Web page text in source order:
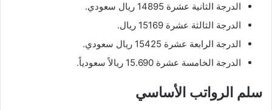
الدرجة الثانية عشرة 14895 ريال سعودي.
الدرجة الثالثة عشرة 15169 ريال.
الدرجة الرابعة عشرة 15425 ريال سعودي.
الدرجة الخامسة عشرة 15.690 ريالاً سعودياً.
سلم الرواتب الأساسي